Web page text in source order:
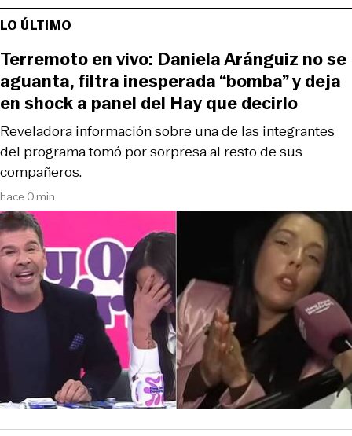
LO ÚLTIMO
hace 0 min
Reveladora información sobre una de las integrantes
del programa tomó por sorpresa al resto de sus
compañeros.
Terremoto en vivo: Daniela Aránguiz no se
aguanta, filtra inesperada “bomba” y deja
en shock a panel del Hay que decirlo